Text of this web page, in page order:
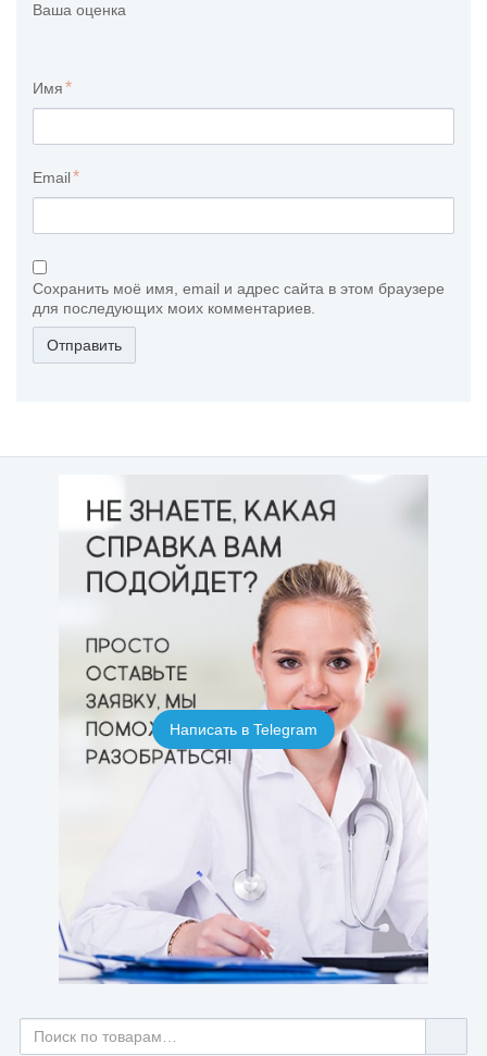
Ваша оценка
Имя
Email
Сохранить моё имя, email и адрес сайта в этом браузере
для последующих моих комментариев.
Отправить
Написать в Telegram